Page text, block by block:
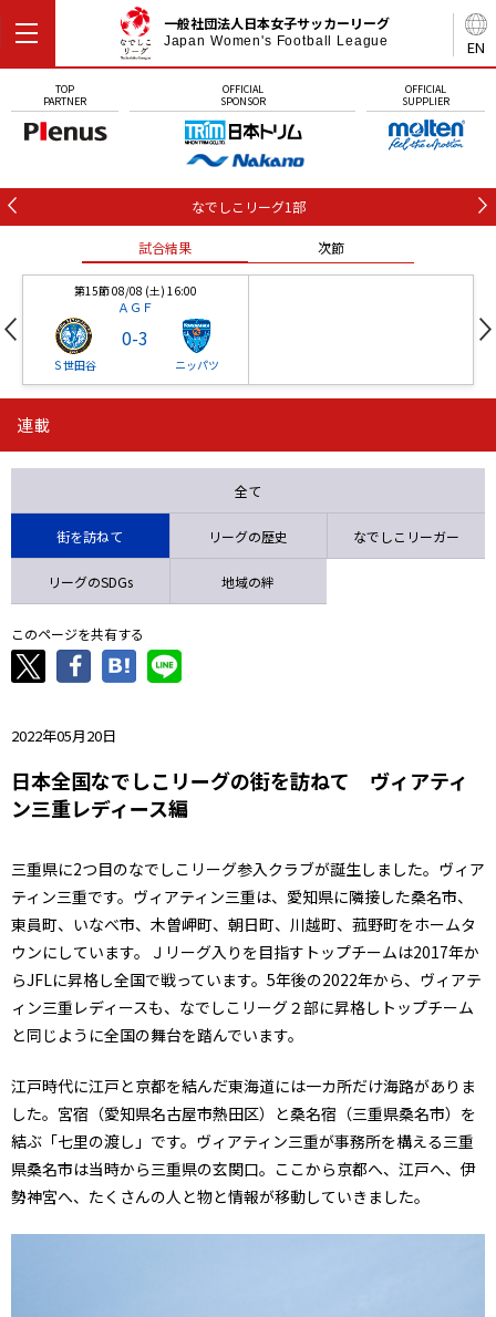
EN
一般社団法人日本女子サッカーリーグ
Japan Women's Football League
TOP
PARTNER
OFFICIAL
SPONSOR
OFFICIAL
SUPPLIER
なでしこリーグ1部
試合結果 次節
第15節 08/08 (土) 16:00
ＡＧＦ
Ｓ世田谷
0-3
ニッパツ
ニッパツ 石人の星
連載
全て
街を訪ねて リーグの歴史 なでしこリーガー
リーグのSDGs 地域の絆
このページを共有する
2022年05月20日
日本全国なでしこリーグの街を訪ねて ヴィアティ
ン三重レディース編
三重県に2つ目のなでしこリーグ参入クラブが誕生しました。ヴィア
ティン三重です。ヴィアティン三重は、愛知県に隣接した桑名市、
東員町、いなべ市、木曽岬町、朝日町、川越町、菰野町をホームタ
ウンにしています。Ｊリーグ入りを目指すトップチームは2017年か
らJFLに昇格し全国で戦っています。5年後の2022年から、ヴィアテ
ィン三重レディースも、なでしこリーグ２部に昇格しトップチーム
と同じように全国の舞台を踏んでいます。
江戸時代に江戸と京都を結んだ東海道には一カ所だけ海路がありま
した。宮宿（愛知県名古屋市熱田区）と桑名宿（三重県桑名市）を
結ぶ「七里の渡し」です。ヴィアティン三重が事務所を構える三重
県桑名市は当時から三重県の玄関口。ここから京都へ、江戸へ、伊
勢神宮へ、たくさんの人と物と情報が移動していきました。